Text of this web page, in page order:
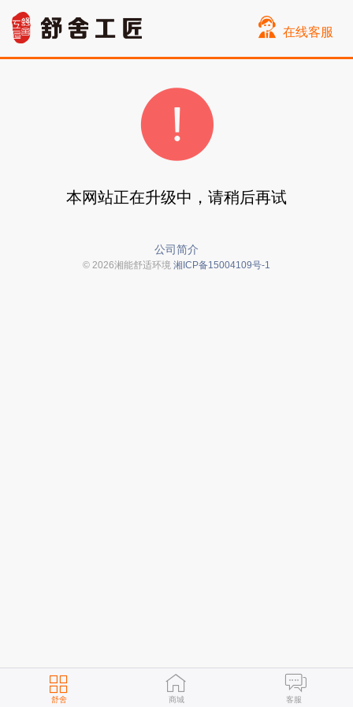
舒舍 商城 客服
在线客服
本网站正在升级中，请稍后再试
公司简介
© 2026湘能舒适环境 湘ICP备15004109号-1